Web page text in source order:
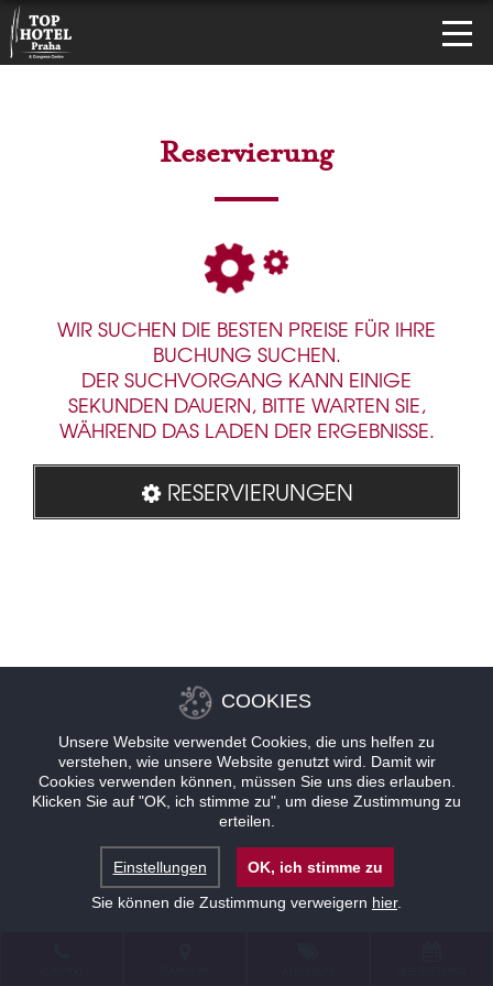
Reservierung
WIR SUCHEN DIE BESTEN PREISE FÜR IHRE
BUCHUNG SUCHEN.
DER SUCHVORGANG KANN EINIGE
SEKUNDEN DAUERN, BITTE WARTEN SIE,
WÄHREND DAS LADEN DER ERGEBNISSE.
RESERVIERUNGEN
COOKIES
Unsere Website verwendet Cookies, die uns helfen zu
verstehen, wie unsere Website genutzt wird. Damit wir
Cookies verwenden können, müssen Sie uns dies erlauben.
Klicken Sie auf "OK, ich stimme zu", um diese Zustimmung zu
erteilen.
Einstellungen
OK, ich stimme zu
Sie können die Zustimmung verweigern hier.